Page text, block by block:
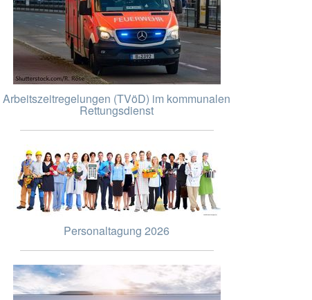
Arbeitszeitregelungen (TVöD) im kommunalen
Rettungsdienst
Personaltagung 2026